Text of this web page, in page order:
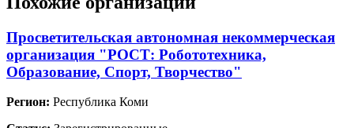
Просветительская автономная некоммерческая
организация "РОСТ: Робототехника,
Образование, Спорт, Творчество"
Регион: Республика Коми